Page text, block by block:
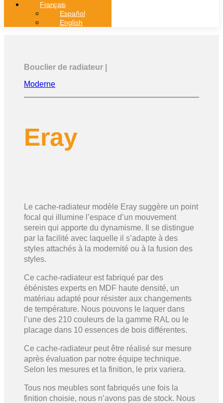
Français
Español
English
Bouclier de radiateur |
Moderne
Eray
Le cache-radiateur modèle Eray suggère un point
focal qui illumine l’espace d’un mouvement
serein qui apporte du dynamisme. Il se distingue
par la facilité avec laquelle il s’adapte à des
styles attachés à la modernité ou à la fusion des
styles.
Ce cache-radiateur est fabriqué par des
ébénistes experts en MDF haute densité, un
matériau adapté pour résister aux changements
de température. Nous pouvons le laquer dans
l’une des 210 couleurs de la gamme RAL ou le
placage dans 10 essences de bois différentes.
Ce cache-radiateur peut être réalisé sur mesure
après évaluation par notre équipe technique.
Selon les mesures et la finition, le prix variera.
Tous nos meubles sont fabriqués une fois la
finition choisie, nous n’avons pas de stock. Nous